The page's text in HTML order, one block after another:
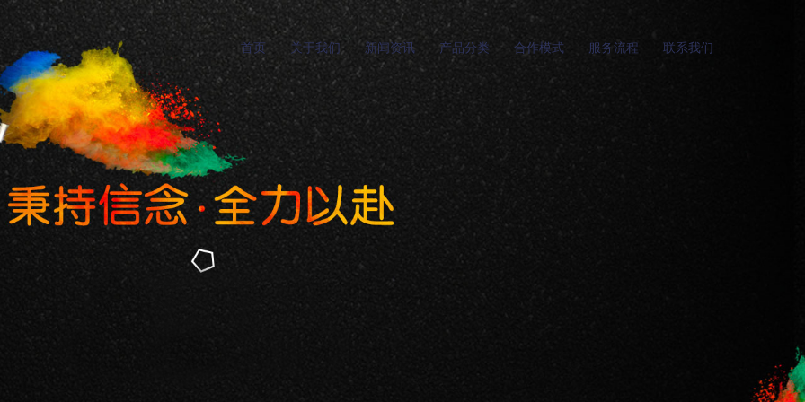
首页 关于我们 新闻资讯 产品分类 合作模式 服务流程 联系我们